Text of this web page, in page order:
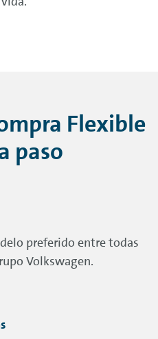
Flexible
paso
preferido entre todas
Volkswagen.